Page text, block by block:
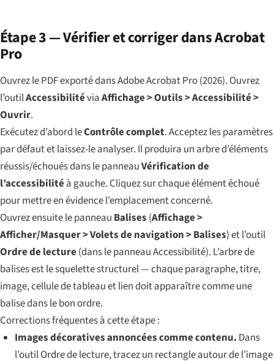
Étape 3 — Vérifier et corriger dans Acrobat
Pro
Ouvrez le PDF exporté dans Adobe Acrobat Pro (2026). Ouvrez
l’outilAccessibilitéviaAffichage > Outils > Accessibilité >
Ouvrir.
Exécutez d’abord leContrôle complet. Acceptez les paramètres
par défaut et laissez-le analyser. Il produira un arbre d’éléments
réussis/échoués dans le panneauVérification de
l’accessibilitéà gauche. Cliquez sur chaque élément échoué
pour mettre en évidence l’emplacement concerné.
Ouvrez ensuite le panneau Balises (Affichage >
Afficher/Masquer > Volets de navigation > Balises) et l’outil
Ordre de lecture(dans le panneau Accessibilité). L’arbre de
balises est le squelette structurel — chaque paragraphe, titre,
image, cellule de tableau et lien doit apparaître comme une
balise dans le bon ordre.
Corrections fréquentes à cette étape :
Images décoratives annoncées comme contenu. Dans
l’outil Ordre de lecture, tracez un rectangle autour de l’image